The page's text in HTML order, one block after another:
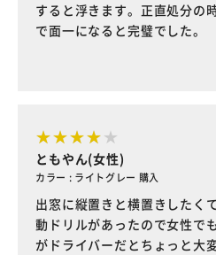
すると浮きます。正直処分の
で面一になると完璧でした。
ともやん(女性)
カラー : ライトグレー 購入
出窓に縦置きと横置きしたく
動ドリルがあったので女性で
がドライバーだとちょっと大